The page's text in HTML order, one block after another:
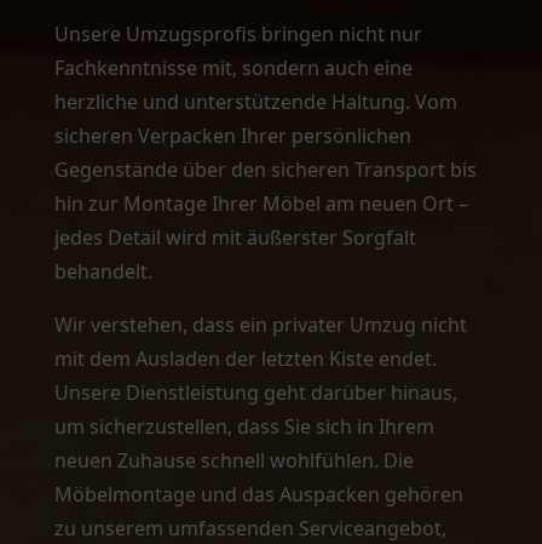
Unsere Umzugsprofis bringen nicht nur
Fachkenntnisse mit, sondern auch eine
herzliche und unterstützende Haltung. Vom
sicheren Verpacken Ihrer persönlichen
Gegenstände über den sicheren Transport bis
hin zur Montage Ihrer Möbel am neuen Ort –
jedes Detail wird mit äußerster Sorgfalt
behandelt.
Wir verstehen, dass ein privater Umzug nicht
mit dem Ausladen der letzten Kiste endet.
Unsere Dienstleistung geht darüber hinaus,
um sicherzustellen, dass Sie sich in Ihrem
neuen Zuhause schnell wohlfühlen. Die
Möbelmontage und das Auspacken gehören
zu unserem umfassenden Serviceangebot,